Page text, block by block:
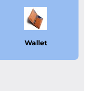
Wallet